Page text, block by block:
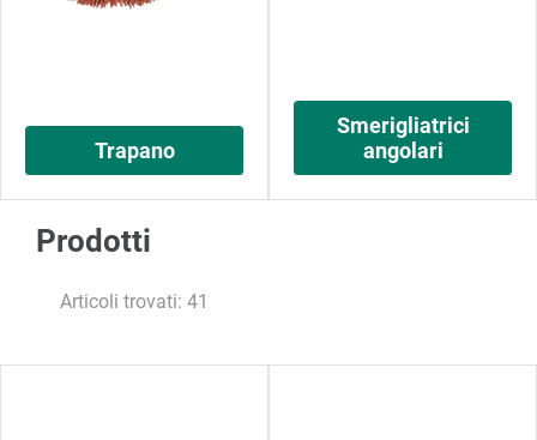
Trapano
Smerigliatrici
angolari
Prodotti
Articoli trovati: 41